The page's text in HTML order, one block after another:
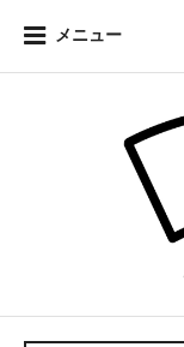
メニュー